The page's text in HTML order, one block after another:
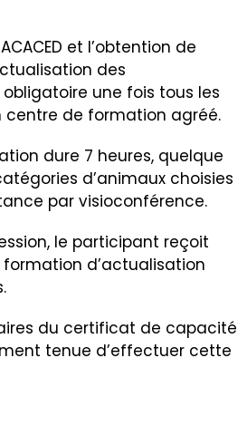
et l’obtention de
des
une fois tous les
centre de formation agréé.
dure 7 heures, quelque
d’animaux choisies
par visioconférence.
le participant reçoit
d’actualisation
du certificat de capacité
tenue d’effectuer cette